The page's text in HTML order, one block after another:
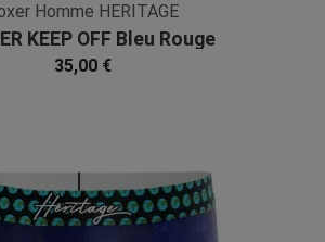
Homme HERITAGE
KEEP OFF Bleu Rouge
Microfibre
35,00 €